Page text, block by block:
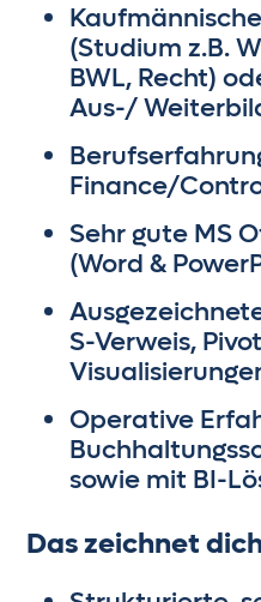
(Studium z.B.
BWL, Recht)
Aus-/
Finance/
Sehr gute MS
(Word &
S-Verweis,
Operative
sowie mit BI-
Das zeichnet